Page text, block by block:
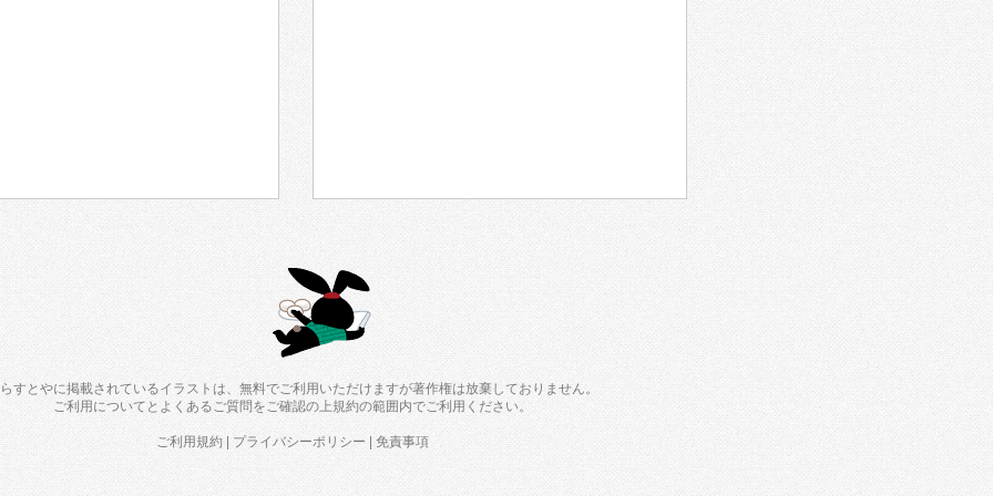
すとやに掲載されているイラストは、無料でご利用いただけますが著作権は放棄しておりません。
ご利用について と よくあるご質問をご確認の上規約の範囲内でご利用ください。
ご利用規約 | プライバシーポリシー |免責事項